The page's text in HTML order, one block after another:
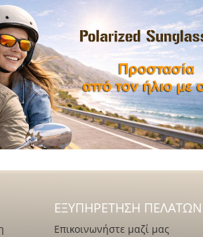
ΕΞΥΠΗΡΈΤΗΣΗ ΠΕΛΑΤΏΝ
Επικοινωνήστε μαζί μας